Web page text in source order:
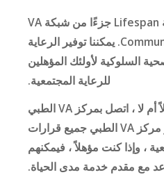
يعد مقدمو خدمة Lifespan جزءًا من شبكة VA
Community Care Network. يمكننا توفير الرعاية
السلوكية لأولئك المؤهلين
للرعاية المجتمعية.
لمعرفة ما إذا كنت مؤهلاً أم لا ، اتصل بمركز VA الطبي
الخاص بك. يتخذ موظفو مركز VA الطبي جميع قرارات
، وإذا كنت مؤهلاً ، فيمكنهم
مع مقدم خدمة مدى الحياة.